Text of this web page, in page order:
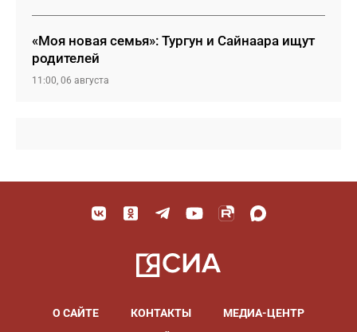
«Моя новая семья»: Тургун и Сайнаара ищут
родителей
11:00, 06 августа
О САЙТЕ КОНТАКТЫ
МЕДИА-ЦЕНТР